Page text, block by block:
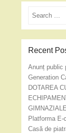
Search
Recent
Anunț public
Generation
DOTAREA
Platforma E-
Casă de